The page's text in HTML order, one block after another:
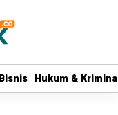
Hukum &
Hukum &